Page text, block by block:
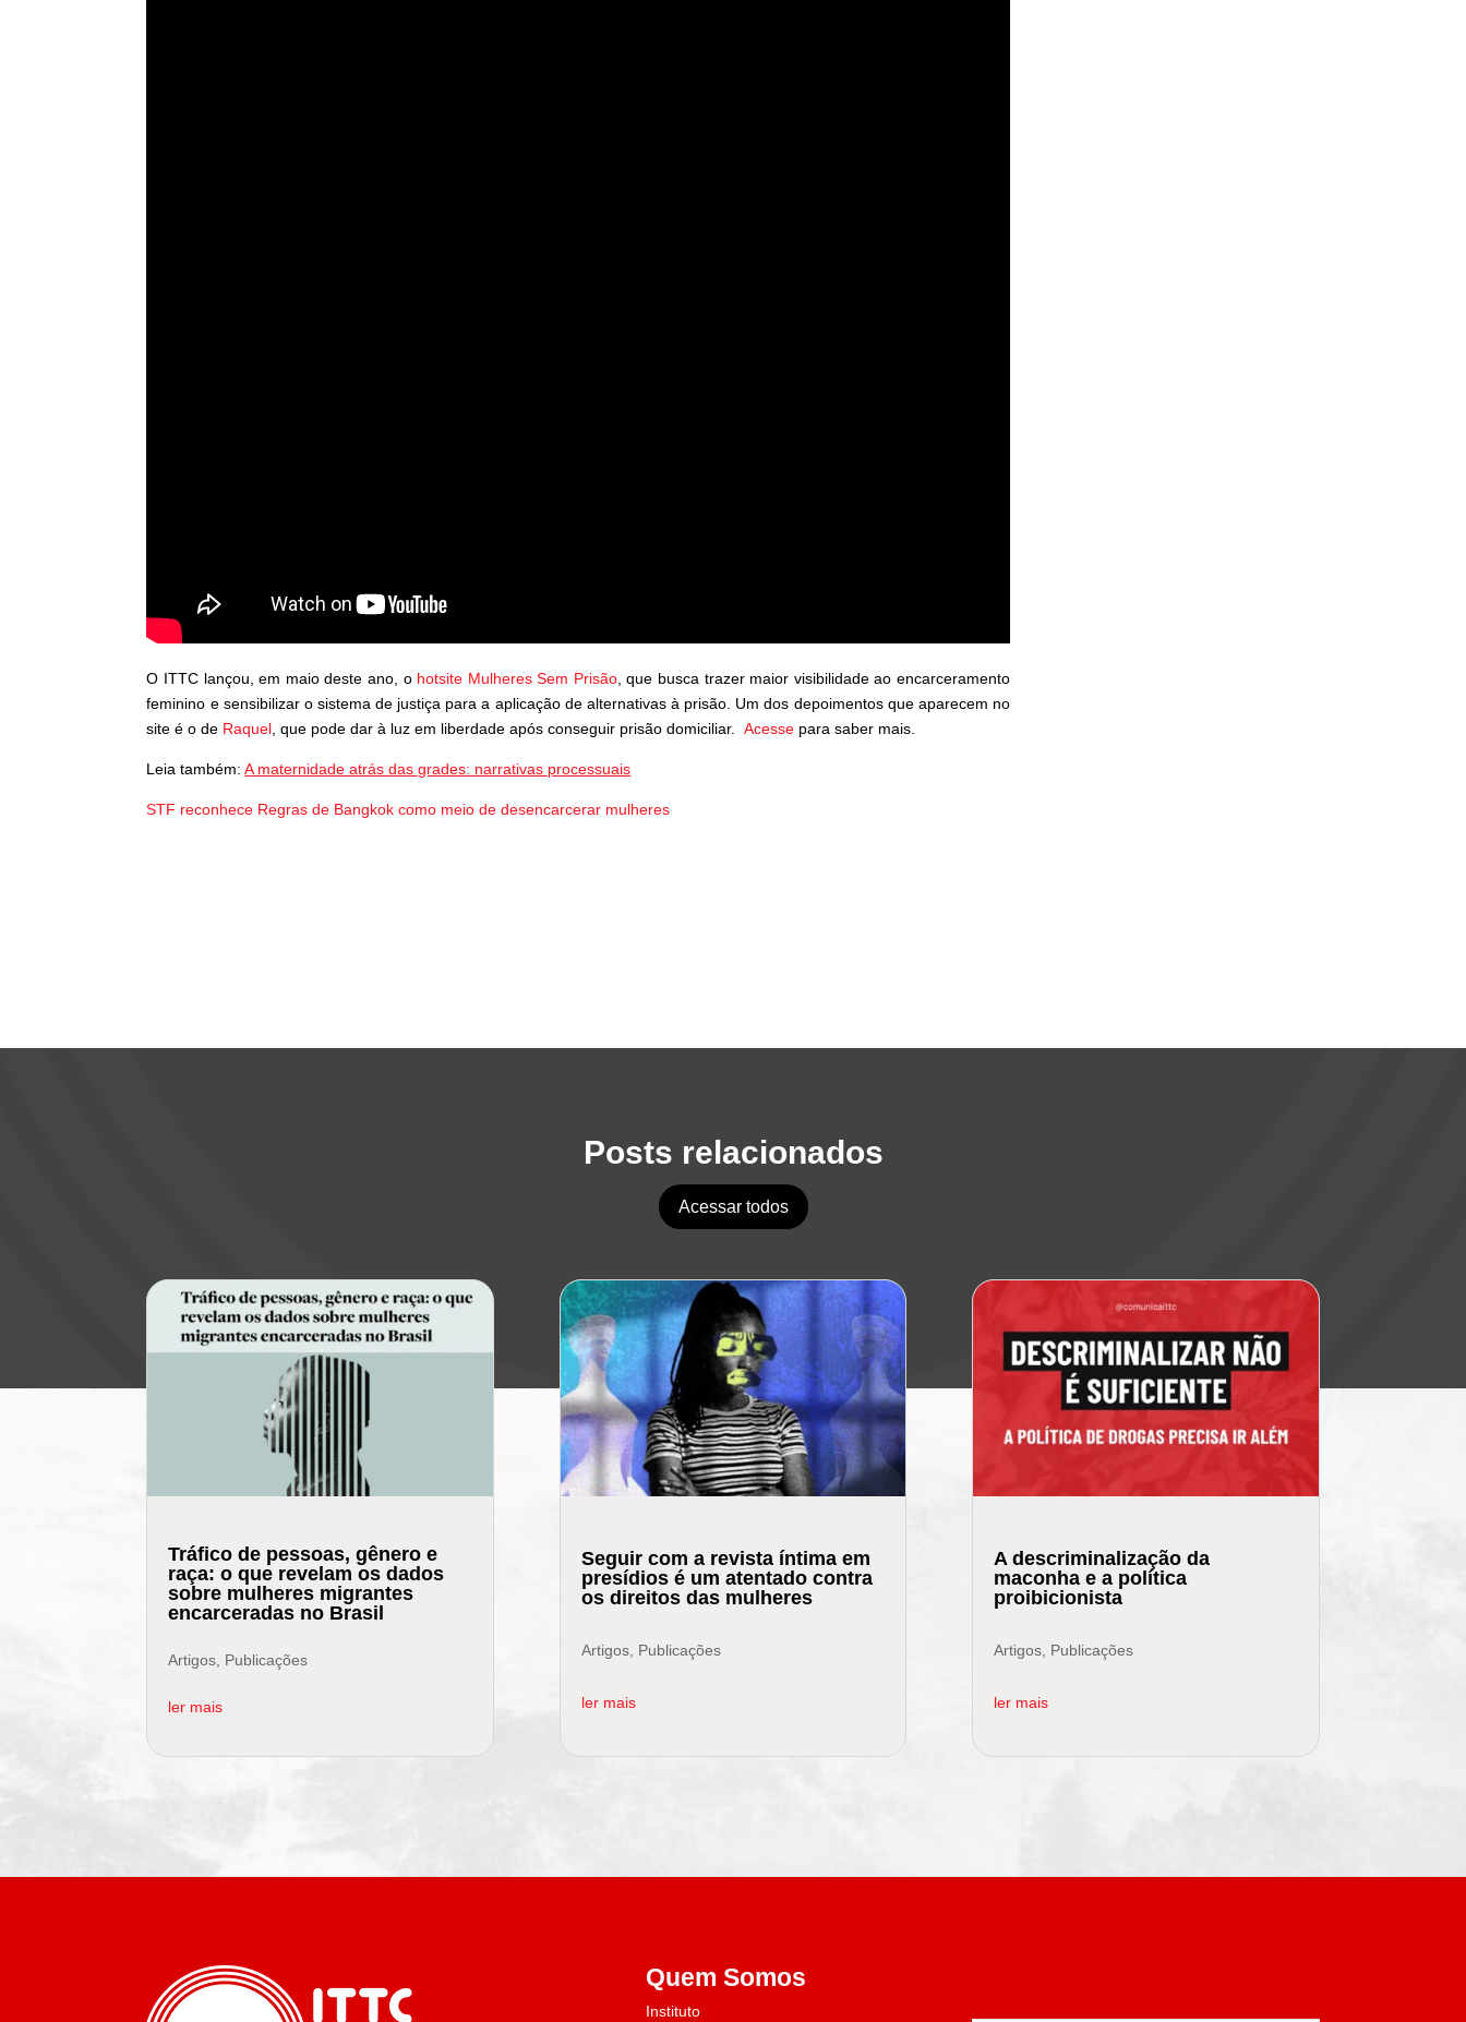
O ITTC lançou, em maio deste ano, o hotsite Mulheres Sem Prisão, que busca trazer maior visibilidade ao encarceramento
feminino e sensibilizar o sistema de justiça para a aplicação de alternativas à prisão. Um dos depoimentos que aparecem no
site é o de Raquel , que pode dar à luz em liberdade após conseguir prisão domiciliar.Acesse para saber mais.
Leia também:A maternidade atrás das grades: narrativas processuais
STF reconhece Regras de Bangkok como meio de desencarcerar mulheres
Posts relacionados
Acessar todos
Tráfico de pessoas, gênero e
raça: o que revelam os dados
sobre mulheres migrantes
encarceradas no Brasil
Artigos, Publicações
ler mais
Seguir com a revista íntima em
presídios é um atentado contra
os direitos das mulheres
Artigos, Publicações
ler mais
A descriminalização da
maconha e a política
proibicionista
Artigos, Publicações
ler mais
Quem Somos
Instituto